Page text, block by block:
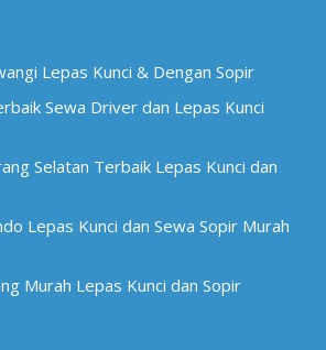
Lepas Kunci & Dengan Sopir
Sewa Driver dan Lepas Kunci
Selatan Terbaik Lepas Kunci dan
Lepas Kunci dan Sewa Sopir Murah
Murah Lepas Kunci dan Sopir